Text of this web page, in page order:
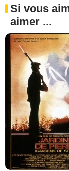
Si vous
aimer ...